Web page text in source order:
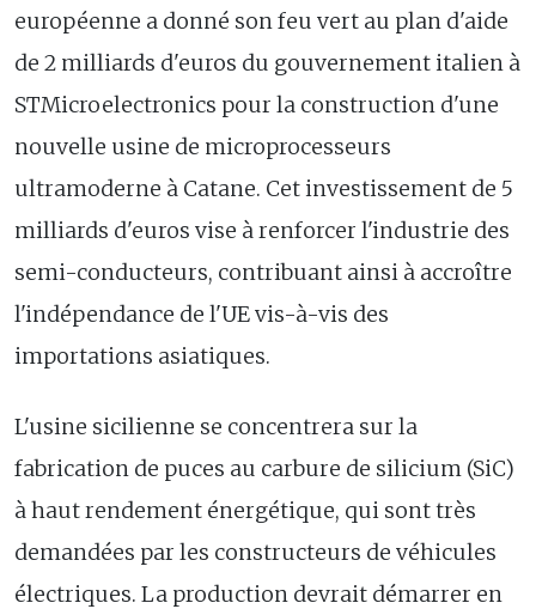
européenne a donné son feu vert au plan d'aide
de 2 milliards d'euros du gouvernement italien à
STMicroelectronics pour la construction d'une
nouvelle usine de microprocesseurs
ultramoderne à Catane. Cet investissement de 5
milliards d'euros vise à renforcer l'industrie des
semi-conducteurs, contribuant ainsi à accroître
l'indépendance de l'UE vis-à-vis des
importations asiatiques.
L'usine sicilienne se concentrera sur la
fabrication de puces au carbure de silicium (SiC)
à haut rendement énergétique, qui sont très
demandées par les constructeurs de véhicules
électriques. La production devrait démarrer en